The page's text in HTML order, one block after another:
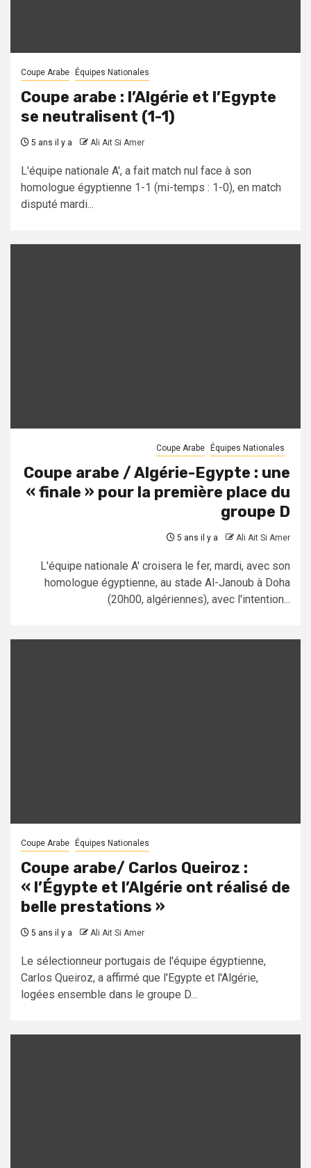
Coupe Arabe Équipes Nationales
Coupe arabe : l’Algérie et l’Egypte
se neutralisent (1-1)
5 ans il y a Ali Ait Si Amer
L'équipe nationale A', a fait match nul face à son
homologue égyptienne 1-1 (mi-temps : 1-0), en match
disputé mardi...
Coupe Arabe Équipes Nationales
Coupe arabe / Algérie-Egypte : une
« finale » pour la première place du
groupe D
5 ans il y a Ali Ait Si Amer
L'équipe nationale A' croisera le fer, mardi, avec son
homologue égyptienne, au stade Al-Janoub à Doha
(20h00, algériennes), avec l'intention...
Coupe Arabe Équipes Nationales
Coupe arabe/ Carlos Queiroz :
« l’Égypte et l’Algérie ont réalisé de
belle prestations »
5 ans il y a Ali Ait Si Amer
Le sélectionneur portugais de l'équipe égyptienne,
Carlos Queiroz, a affirmé que l'Egypte et l'Algérie,
logées ensemble dans le groupe D...